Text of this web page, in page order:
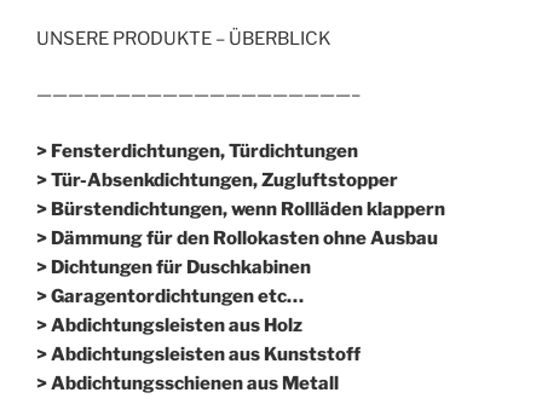
UNSERE PRODUKTE – ÜBERBLICK
————————————————————–
> Fensterdichtungen, Türdichtungen
> Tür-Absenkdichtungen, Zugluftstopper
> Bürstendichtungen, wenn Rollläden klappern
> Dämmung für den Rollokasten ohne Ausbau
> Dichtungen für Duschkabinen
> Garagentordichtungen etc…
> Abdichtungsleisten aus Holz
> Abdichtungsleisten aus Kunststoff
> Abdichtungsschienen aus Metall